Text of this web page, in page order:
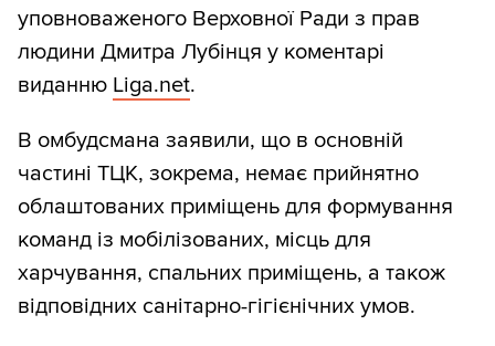
уповноваженого Верховної Ради з прав
людини Дмитра Лубінця у коментарі
виданню Liga.net.
В омбудсмана заявили, що в основній
частині ТЦК, зокрема, немає прийнятно
облаштованих приміщень для формування
команд із мобілізованих, місць для
харчування, спальних приміщень, а також
відповідних санітарно-гігієнічних умов.